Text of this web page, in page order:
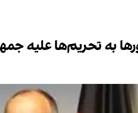
به تحریم‌ها علیه